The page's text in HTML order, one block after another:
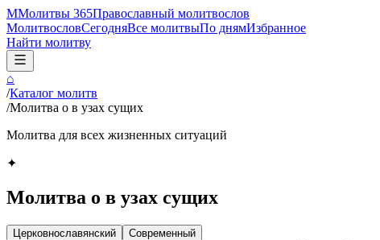
ММолитвы 365Православный молитвослов
МолитвословСегодняВсе молитвыПо днямИзбранное
Найти молитву
⌂
/Каталог молитв
/Молитва о в узах сущих
Молитва для всех жизненных ситуаций
✦
Молитва о в узах сущих
Церковнославянский Современный